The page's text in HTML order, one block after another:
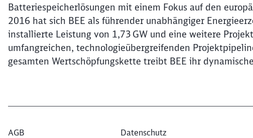
Batteriespeicherlösungen mit einem Fokus auf den
2016 hat sich BEE als führender unabhängiger
installierte Leistung von 1,73 GW und eine weitere
umfangreichen, technologieübergreifenden
gesamten Wertschöpfungskette treibt BEE ihr
AGB
Datenschutz